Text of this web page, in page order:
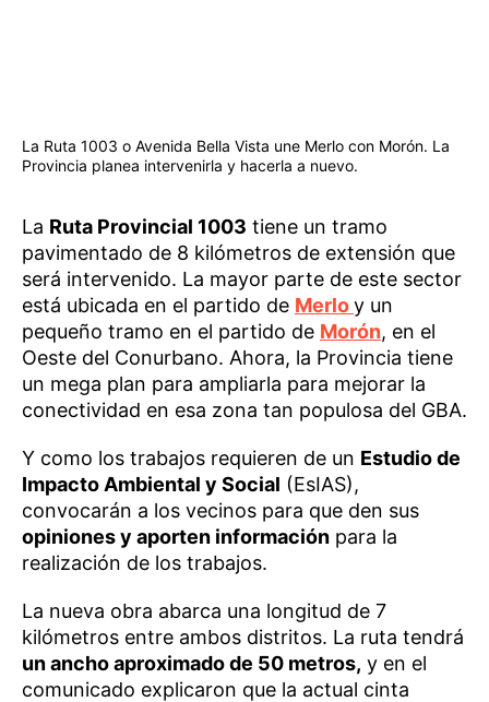
La Ruta 1003 o Avenida Bella Vista une Merlo con Morón. La
Provincia planea intervenirla y hacerla a nuevo.
La Ruta Provincial 1003 tiene un tramo
pavimentado de 8 kilómetros de extensión que
será intervenido. La mayor parte de este sector
está ubicada en el partido de Merloy un
pequeño tramo en el partido de Morón, en el
Oeste del Conurbano. Ahora, la Provincia tiene
un mega plan para ampliarla para mejorar la
conectividad en esa zona tan populosa del GBA.
Y como los trabajos requieren de un Estudio de
Impacto Ambiental y Social (EsIAS),
convocarán a los vecinos para que den sus
opiniones y aporten información para la
realización de los trabajos.
La nueva obra abarca una longitud de 7
kilómetros entre ambos distritos. La ruta tendrá
un ancho aproximado de 50 metros, y en el
comunicado explicaron que la actual cinta